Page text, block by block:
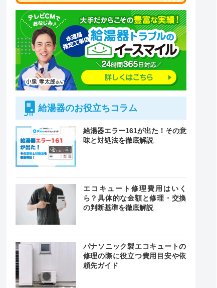
緊急駆けつけ
最短30分
給湯器のお役立ちコラム
給湯器エラー161が出た！その意
味と対処法を徹底解説
エコキュート修理費用はいく
ら？具体的な金額と修理・交換
の判断基準を徹底解説
パナソニック製エコキュートの
修理の際に役立つ費用目安や依
頼先ガイド